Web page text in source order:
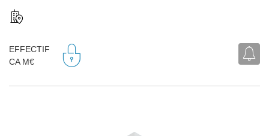
EFFECTIF
CA M€